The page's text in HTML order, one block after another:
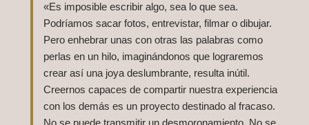
«Es imposible escribir algo, sea lo que sea.
Podríamos sacar fotos, entrevistar, filmar o dibujar.
Pero enhebrar unas con otras las palabras como
perlas en un hilo, imaginándonos que lograremos
crear así una joya deslumbrante, resulta inútil.
Creernos capaces de compartir nuestra experiencia
con los demás es un proyecto destinado al fracaso.